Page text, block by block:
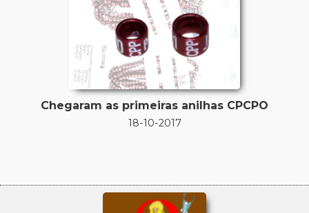
Chegaram as primeiras anilhas CPCPO
18-10-2017